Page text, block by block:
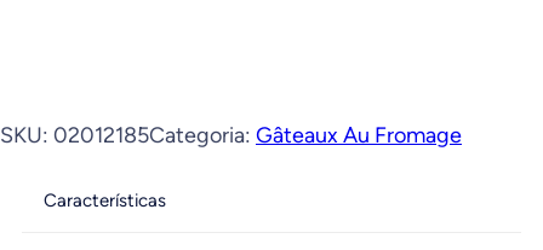
SKU: 02012185Categoria: Gâteaux Au Fromage
Características